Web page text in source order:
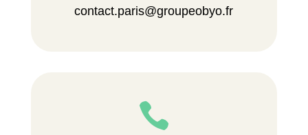
contact.paris@groupeobyo.fr
